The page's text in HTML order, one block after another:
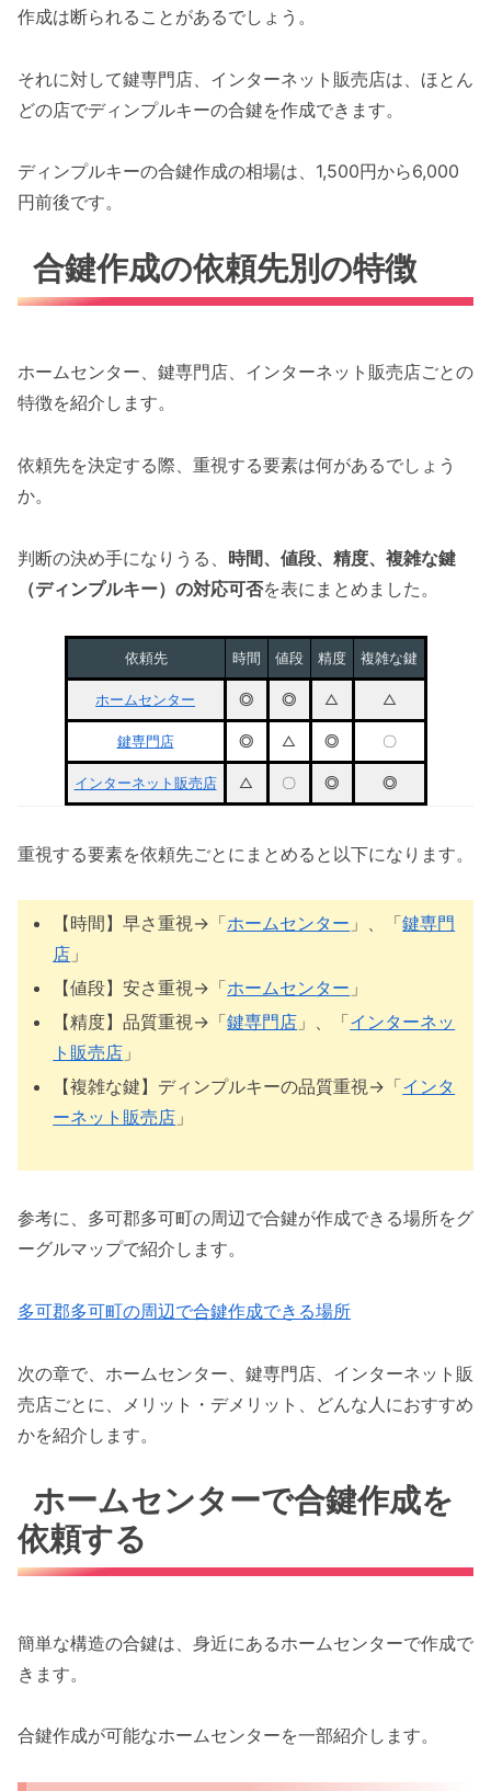
作成は断られることがあるでしょう。
それに対して鍵専門店、インターネット販売店は、ほとん
どの店でディンプルキーの合鍵を作成できます。
ディンプルキーの合鍵作成の相場は、1,500円から6,000
円前後です。
合鍵作成の依頼先別の特徴
ホームセンター、鍵専門店、インターネット販売店ごとの
特徴を紹介します。
依頼先を決定する際、重視する要素は何があるでしょう
か。
判断の決め手になりうる、 時間、値段、精度、複雑な鍵
（ディンプルキー）の対応可否を表にまとめました。
依頼先 時間 値段 精度 複雑な鍵
ホームセンター ◎ ◎ △ △
鍵専門店 ◎ △ ◎ 〇
インターネット販売店 △ 〇 ◎ ◎
重視する要素を依頼先ごとにまとめると以下になります。
【時間】早さ重視→「ホームセンター 」、「鍵専門
店 」
【値段】安さ重視→「ホームセンター 」
【精度】品質重視→「鍵専門店 」、「インターネッ
ト販売店 」
【複雑な鍵】ディンプルキーの品質重視→「インタ
ーネット販売店 」
参考に、多可郡多可町の周辺で合鍵が作成できる場所をグ
ーグルマップで紹介します。
多可郡多可町の周辺で合鍵作成できる場所
次の章で、ホームセンター、鍵専門店、インターネット販
売店ごとに、メリット・デメリット、どんな人におすすめ
かを紹介します。
ホームセンターで合鍵作成を
依頼する
簡単な構造の合鍵は、身近にあるホームセンターで作成で
きます。
合鍵作成が可能なホームセンターを一部紹介します。